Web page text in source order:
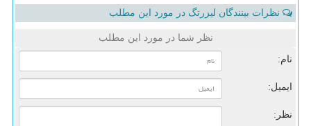
نظرات بینندگان لیزرتگ در مورد این مطلب
نظر شما در مورد این مطلب
نام:
ایمیل:
نظر: